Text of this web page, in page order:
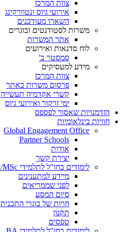
צוות המרכז
אירועי גיוס ונטוורקינג
השארו מעודכנים
משרות לסטודנטים ובוגרים
אתר המשרות
לוח סדנאות ואירועים
סמסטר ב'
מידע למעסיקים
צוות המרכז
פרסום משרות באתר
קשרי אקדמיה תעשייה
ימי זרקור ואירועי גיוס
הזדמנויות שאסור לפספס
חוויות בינלאומיות
Global Engagement Office
Partner Schools
אודות
יצירת קשר
לימודים בחו"ל לתלמידי MBA/MSc
מיידע למתענינים
לפני שממריאים
סיום המסע
חויות של בוגרי התכנית
תקנון
טפסים